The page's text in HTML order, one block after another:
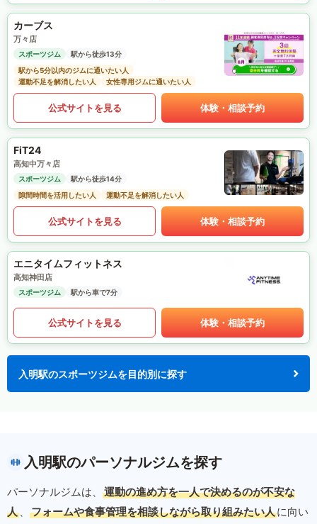
カーブス
万々店
スポーツジム
駅から徒歩13分
駅から5分以内のジムに通いたい人
運動不足を解消したい人
女性専用ジムに通いたい人
公式サイトを見る 体験・相談予約
FiT24
高知中万々店
スポーツジム
駅から徒歩14分
隙間時間を活用したい人
運動不足を解消したい人
公式サイトを見る 体験・相談予約
エニタイムフィットネス
高知神田店
スポーツジム 駅から車で7分
公式サイトを見る 体験・相談予約
入明駅のスポーツジムを目的別に探す
入明駅のパーソナルジムを探す
パーソナルジムは、
運動の進め方を一人で決めるのが不安な
人 、 フォームや食事管理を相談しながら取り組みたい人に向い